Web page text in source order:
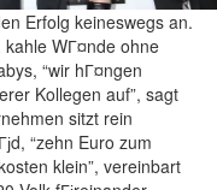
Erfolg keineswegs an.
WГ¤nde ohne
“wir hГ¤ngen
Kollegen auf”, sagt
sitzt rein
“zehn Euro zum
klein”, vereinbart